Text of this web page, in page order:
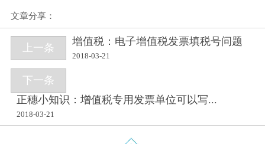
文章分享：
上一条
增值税：电子增值税发票填税号问题
2018-03-21
下一条
正穗小知识：增值税专用发票单位可以写...
2018-03-21